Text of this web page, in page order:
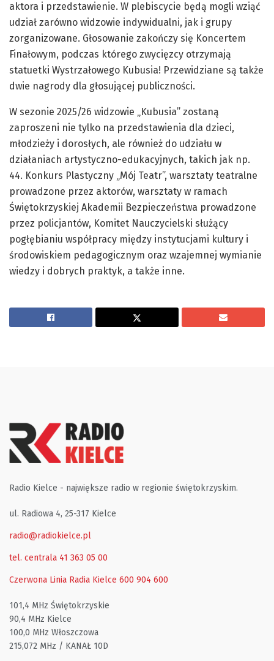
aktora i przedstawienie. W plebiscycie będą mogli wziąć
udział zarówno widzowie indywidualni, jak i grupy
zorganizowane. Głosowanie zakończy się Koncertem
Finałowym, podczas którego zwycięzcy otrzymają
statuetki Wystrzałowego Kubusia! Przewidziane są także
dwie nagrody dla głosującej publiczności.
W sezonie 2025/26 widzowie „Kubusia” zostaną
zaproszeni nie tylko na przedstawienia dla dzieci,
młodzieży i dorosłych, ale również do udziału w
działaniach artystyczno-edukacyjnych, takich jak np.
44. Konkurs Plastyczny „Mój Teatr”, warsztaty teatralne
prowadzone przez aktorów, warsztaty w ramach
Świętokrzyskiej Akademii Bezpieczeństwa prowadzone
przez policjantów, Komitet Nauczycielski służący
pogłębianiu współpracy między instytucjami kultury i
środowiskiem pedagogicznym oraz wzajemnej wymianie
wiedzy i dobrych praktyk, a także inne.
Radio Kielce - największe radio w regionie świętokrzyskim.
ul. Radiowa 4, 25-317 Kielce
radio@radiokielce.pl
tel. centrala 41 363 05 00
Czerwona Linia Radia Kielce 600 904 600
101,4 MHz Świętokrzyskie
90,4 MHz Kielce
100,0 MHz Włoszczowa
215,072 MHz / KANAŁ 10D